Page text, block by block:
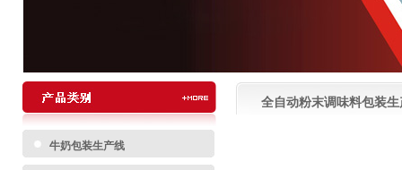
牛奶包装生产线
全自动粉末调味料包装生